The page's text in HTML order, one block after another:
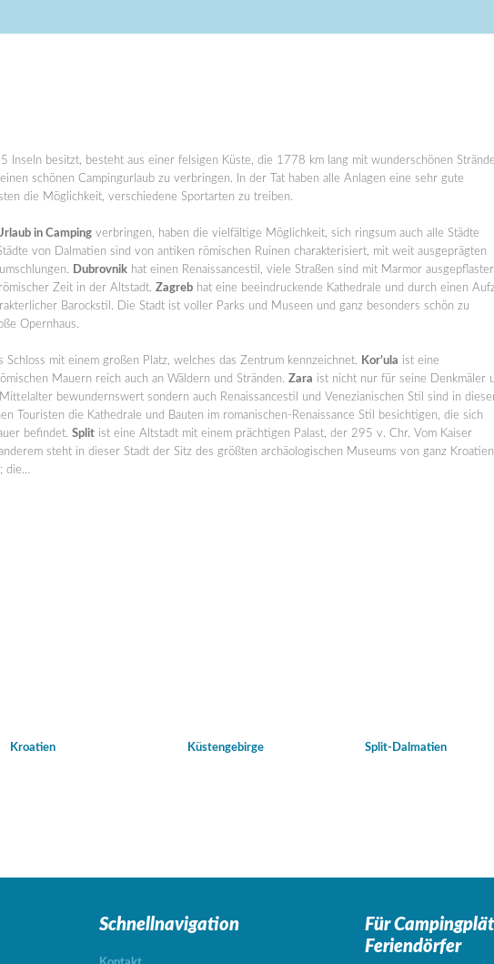
Inseln besitzt, besteht aus einer felsigen Küste, die 1778 km lang mit wunderschönen
schönen Campingurlaub zu verbringen. In der Tat haben alle Anlagen eine sehr gute
die Möglichkeit, verschiedene Sportarten zu treiben.
in Camping verbringen, haben die vielfältige Möglichkeit, sich ringsum auch alle Städte
von Dalmatien sind von antiken römischen Ruinen charakterisiert, mit weit ausgeprägten
Dubrovnik hat einen Renaissancestil, viele Straßen sind mit Marmor
Zeit in der Altstadt. Zagreb hat eine beeindruckende Kathedrale und durch einen
Barockstil. Die Stadt ist voller Parks und Museen und ganz besonders schön zu
Opernhaus.
Schloss mit einem großen Platz, welches das Zentrum kennzeichnet. Kor’ula ist eine
Mauern reich auch an Wäldern und Stränden. Zara ist nicht nur für seine Denkmäler
bewundernswert sondern auch Renaissancestil und Venezianischen Stil sind in
Touristen die Kathedrale und Bauten im romanischen-Renaissance Stil besichtigen, die sich
befindet. Split ist eine Altstadt mit einem prächtigen Palast, der 295 v. Chr. Vom Kaiser
steht in dieser Stadt der Sitz des größten archäologischen Museums von ganz Kroatien
die…
Kroatien Küstengebirge Split-Dalmatien
Schnellnavigation Für
Feriendörfer